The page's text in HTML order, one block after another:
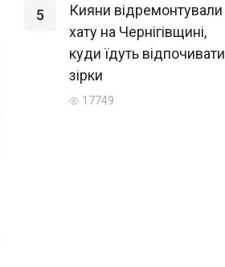
5
Кияни відремонтували
хату на Чернігівщині,
куди їдуть відпочивати
зірки
17749